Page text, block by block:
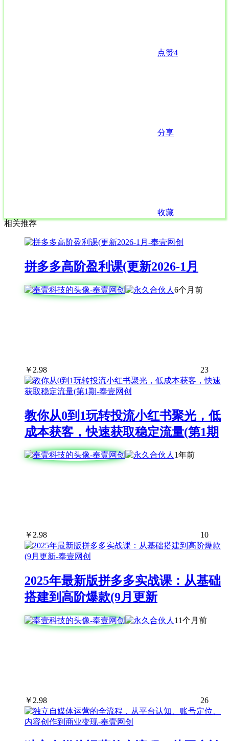
点赞4
分享
收藏
相关推荐
拼多多高阶盈利课(更新2026-1月
6个月前
￥ 2.98 23
教你从0到1玩转投流小红书聚光，低
成本获客，快速获取稳定流量(第1期
1年前
￥2.98 10
2025年最新版拼多多实战课：从基础
搭建到高阶爆款(9月更新
11个月前
￥ 2.98 26